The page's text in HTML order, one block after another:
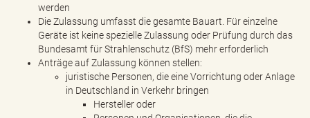
werden
Die Zulassung umfasst die gesamte Bauart. Für einzelne
Geräte ist keine spezielle Zulassung oder Prüfung durch das
Bundesamt für Strahlenschutz (BfS) mehr erforderlich
Anträge auf Zulassung können stellen:
juristische Personen, die eine Vorrichtung oder Anlage
in Deutschland in Verkehr bringen
Hersteller oder